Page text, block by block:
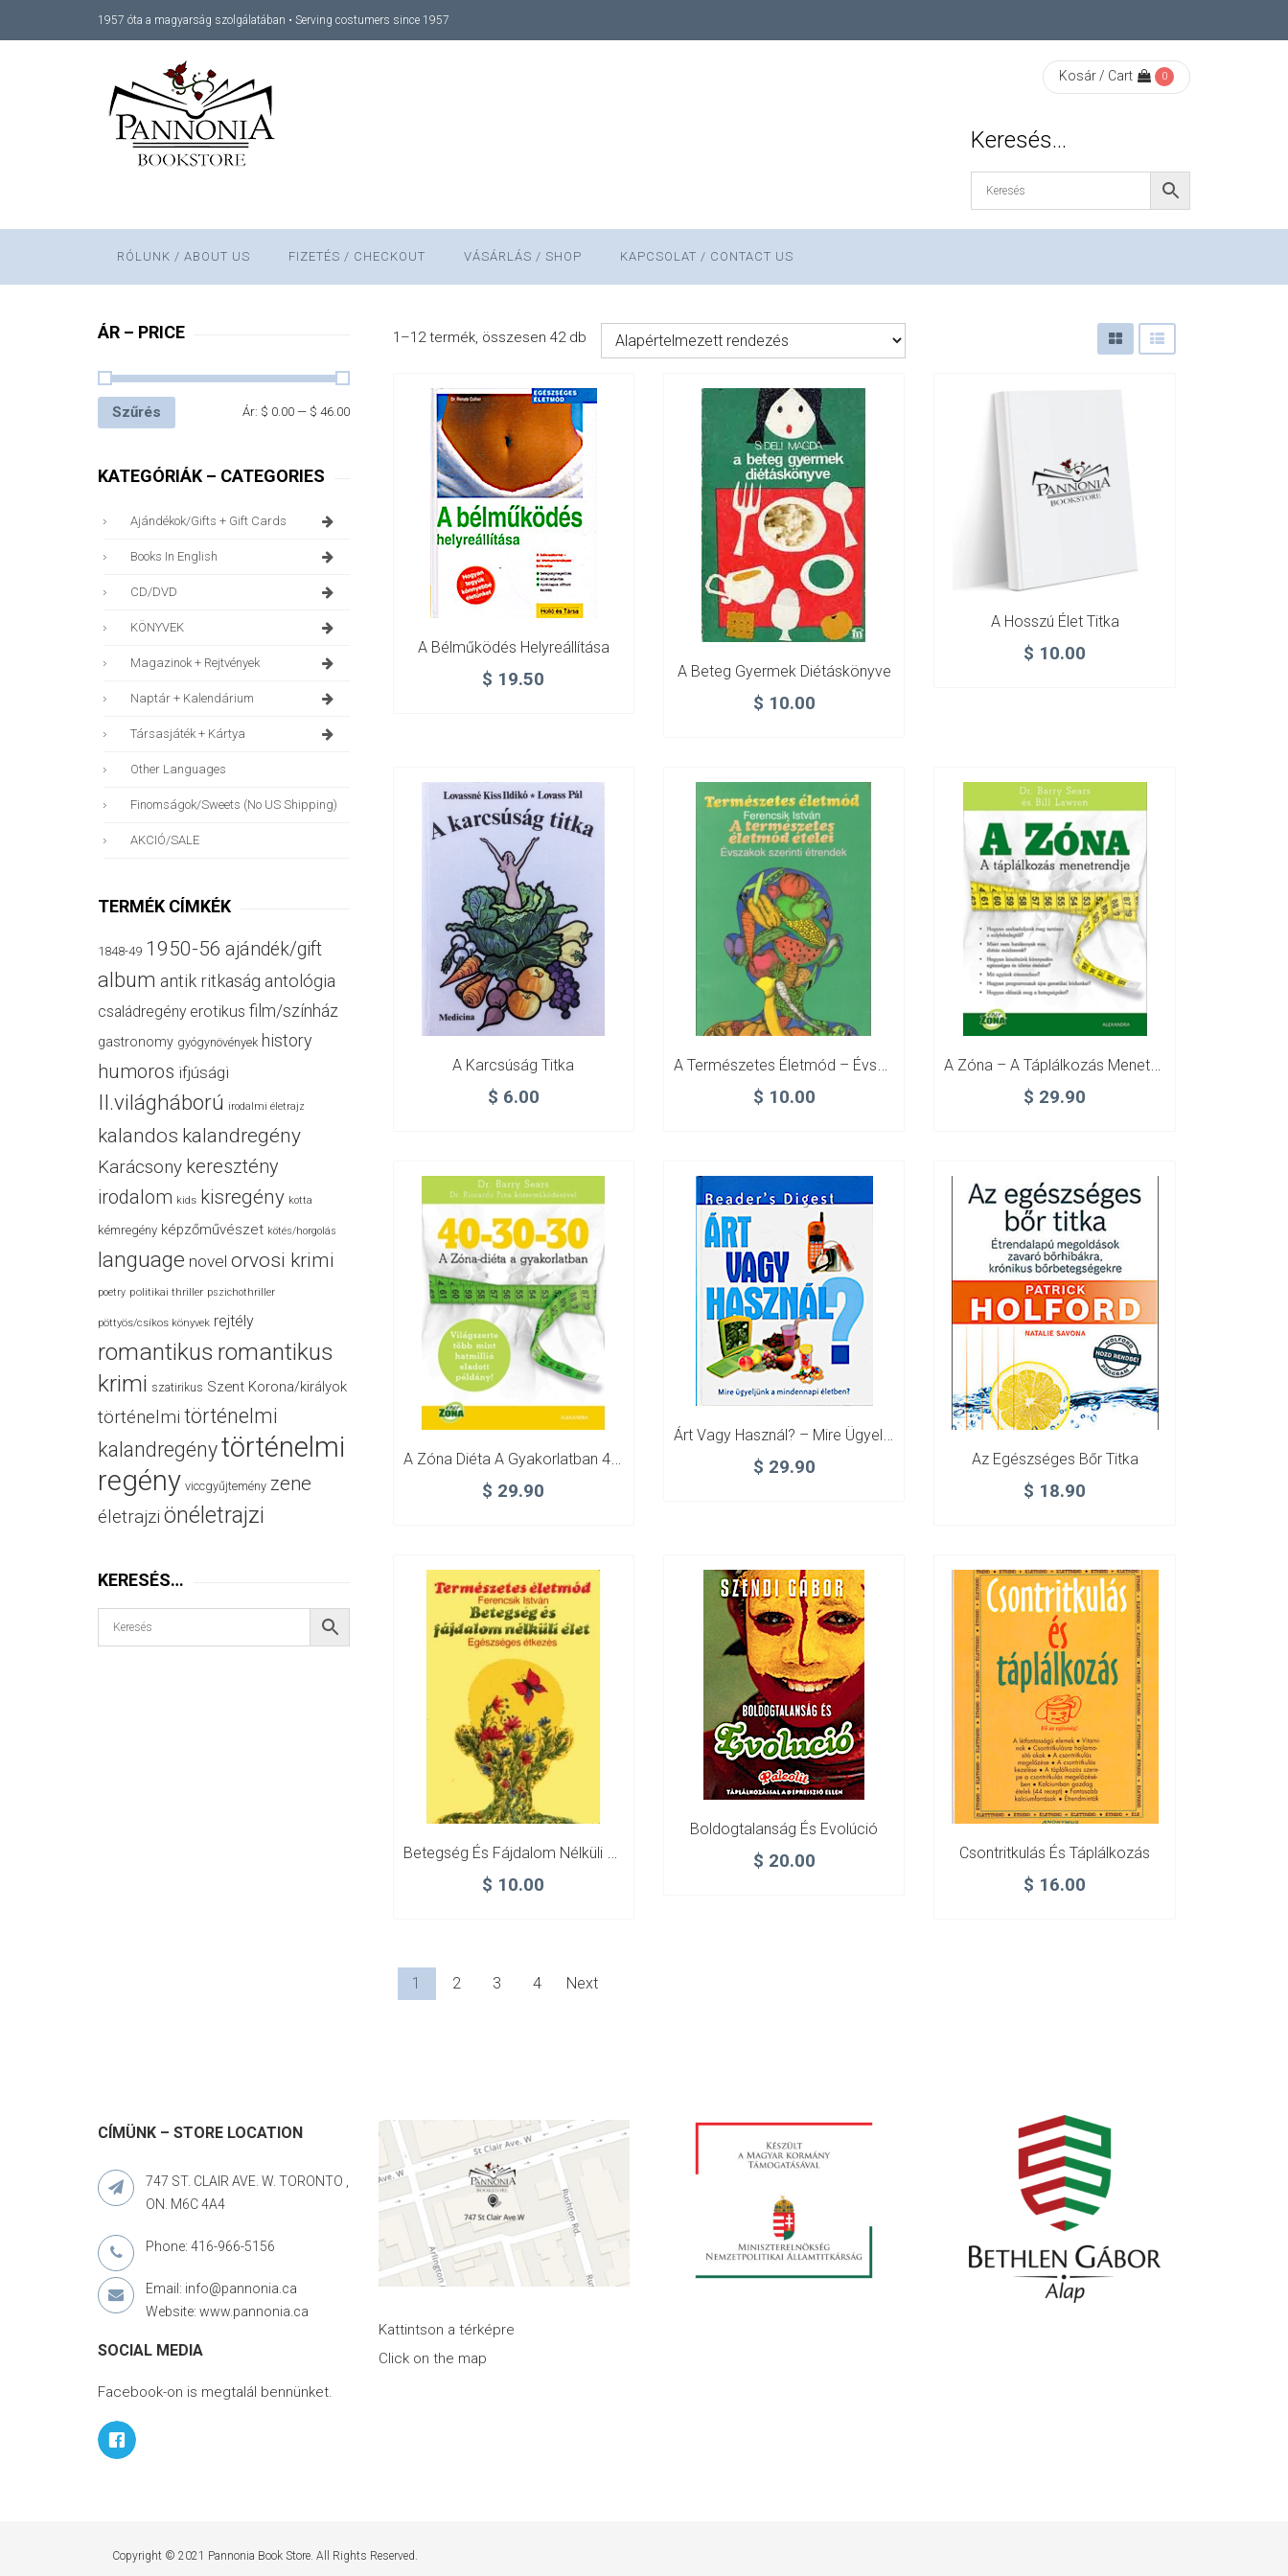
1957 óta a magyarság szolgálatában • Serving costumers since 1957
Kosár / Cart 0
Keresés…
RÓLUNK / ABOUT US FIZETÉS / CHECKOUT VÁSÁRLÁS / SHOP KAPCSOLAT / CONTACT US
1–12 termék, összesen 42 db
A Bélműködés Helyreállítása
$ 19.50 A Beteg Gyermek Diétáskönyve
$ 10.00
A Hosszú Élet Titka
$ 10.00
A Karcsúság Titka
$ 6.00 $ 10.00 $ 29.90
A Zóna Diéta A Gyakorlatban 40-30-30
$ 29.90
$ 29.90 Az Egészséges Bőr Titka
$ 18.90
$ 10.00
Boldogtalanság És Evolúció
$ 20.00 Csontritkulás És Táplálkozás
$ 16.00
1 2 3 4 Next
ÁR – PRICE
Szűrés Ár: $ 0.00— $ 46.00
KATEGÓRIÁK – CATEGORIES
Ajándékok/gifts + Gift Cards
Books In English
CD/DVD
KÖNYVEK
Magazinok + Rejtvények
Naptár + Kalendárium
Társasjáték + Kártya
Other Languages
Finomságok/sweets (no US Shipping)
AKCIÓ/SALE
TERMÉK CÍMKÉK
1848-49 1950-56 ajándék/gift
album antik ritkaság antológia
családregény erotikus film/színház
gastronomy gyógynövények history
humoros ifjúsági
II.világháború irodalmi életrajz
kalandos kalandregény
Karácsony keresztény
irodalom kids kisregény kotta
kémregény képzőművészet kötés/horgolás
language novel orvosi krimi
poetry politikai thriller pszichothriller
pöttyös/csíkos könyvek rejtély
romantikus romantikus
krimi szatirikus Szent Korona/királyok
történelmi történelmi
kalandregénytörténelmi
regény viccgyűjtemény zene
életrajzi önéletrajzi
KERESÉS…
CÍMÜNK – STORE LOCATION
747 ST. CLAIR AVE. W. TORONTO ,
ON. M6C 4A4
Phone: 416-966-5156
Email: info@pannonia.ca
Website: www.pannonia.ca
SOCIAL MEDIA
Facebook-on is megtalál bennünket.
Kattintson a térképre
Click on the map
Copyright © 2021 Pannonia Book Store. All Rights Reserved.